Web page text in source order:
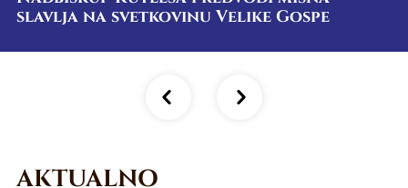
slavlja na svetkovinu Velike Gospe
AKTUALNO